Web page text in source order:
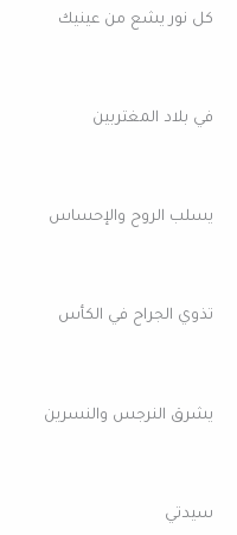
كل نور يشع من عينيك
في بلاد المغتربين
يسلب الروح والإحساس
تذوي الجراح في الكأس
يشرق النرجس والنسرين
سيدتي